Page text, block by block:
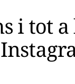
i tot a